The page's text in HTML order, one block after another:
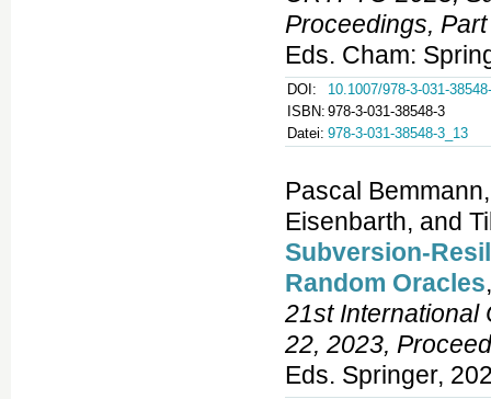
Proceedings, Part
Eds. Cham:
DOI:
10.1007/978-3-031-
ISBN: 978-3-031-38548-3
Datei: 978-3-031-38548-3_13
Pascal
Eisenbarth, and
Subversion-
Random Oracles
21st International
22, 2023,
Eds. Springer,